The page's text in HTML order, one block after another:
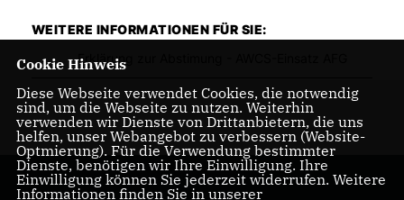
WEITERE INFORMATIONEN FÜR SIE:
Erklärung zur Abstimung - AWCS-Einsatz AFG
Cookie Hinweis
Diese Webseite verwendet Cookies, die notwendig
sind, um die Webseite zu nutzen. Weiterhin
verwenden wir Dienste von Drittanbietern, die uns
helfen, unser Webangebot zu verbessern (Website-
Optmierung). Für die Verwendung bestimmter
Dienste, benötigen wir Ihre Einwilligung. Ihre
Einwilligung können Sie jederzeit widerrufen. Weitere
Informationen finden Sie in unserer